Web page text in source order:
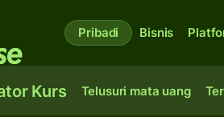
Pribadi Bisnis
Kurs Telusuri mata uang